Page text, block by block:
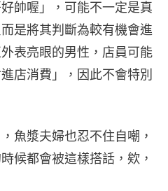
帥喔」，可能不一定是真
是將其判斷為較有機會進
表亮眼的男性，店員可能
店消費」，因此不會特別
魚漿夫婦也忍不住自嘲，
候都會被這樣搭話，欸，